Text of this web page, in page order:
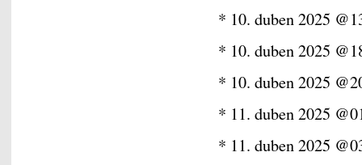
* 10. duben 2025
* 10. duben 2025
* 10. duben 2025
* 11. duben 2025
* 11. duben 2025